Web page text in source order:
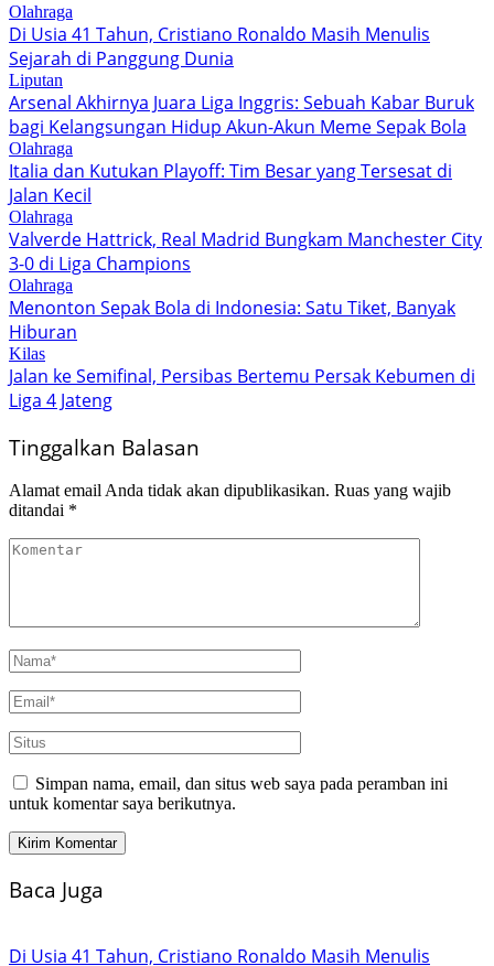
Olahraga
Di Usia 41 Tahun, Cristiano Ronaldo Masih Menulis
Sejarah di Panggung Dunia
Liputan
Arsenal Akhirnya Juara Liga Inggris: Sebuah Kabar Buruk
bagi Kelangsungan Hidup Akun-Akun Meme Sepak Bola
Olahraga
Italia dan Kutukan Playoff: Tim Besar yang Tersesat di
Jalan Kecil
Olahraga
Valverde Hattrick, Real Madrid Bungkam Manchester City
3-0 di Liga Champions
Olahraga
Menonton Sepak Bola di Indonesia: Satu Tiket, Banyak
Hiburan
Kilas
Jalan ke Semifinal, Persibas Bertemu Persak Kebumen di
Liga 4 Jateng
Tinggalkan Balasan
Alamat email Anda tidak akan dipublikasikan. Ruas yang wajib
ditandai *
Simpan nama, email, dan situs web saya pada peramban ini
untuk komentar saya berikutnya.
Baca Juga
Di Usia 41 Tahun, Cristiano Ronaldo Masih Menulis